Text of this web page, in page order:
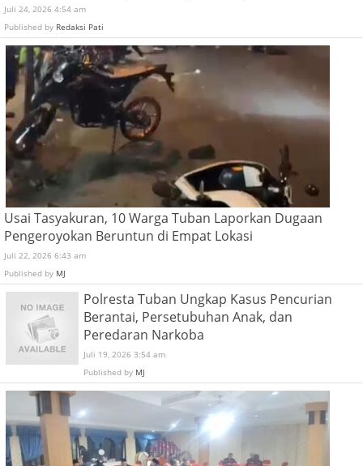
Juli 24, 2026 4:54 am
Published by Redaksi Pati
Usai Tasyakuran, 10 Warga Tuban Laporkan Dugaan
Pengeroyokan Beruntun di Empat Lokasi
Juli 22, 2026 6:43 am
Published by MJ
Polresta Tuban Ungkap Kasus Pencurian
Berantai, Persetubuhan Anak, dan
Peredaran Narkoba
Juli 19, 2026 3:54 am
Published by MJ